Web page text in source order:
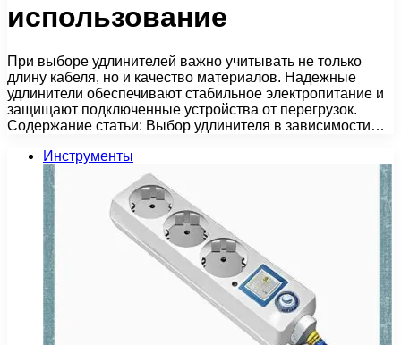
использование
При выборе удлинителей важно учитывать не только
длину кабеля, но и качество материалов. Надежные
удлинители обеспечивают стабильное электропитание и
защищают подключенные устройства от перегрузок.
Содержание статьи: Выбор удлинителя в зависимости…
Инструменты